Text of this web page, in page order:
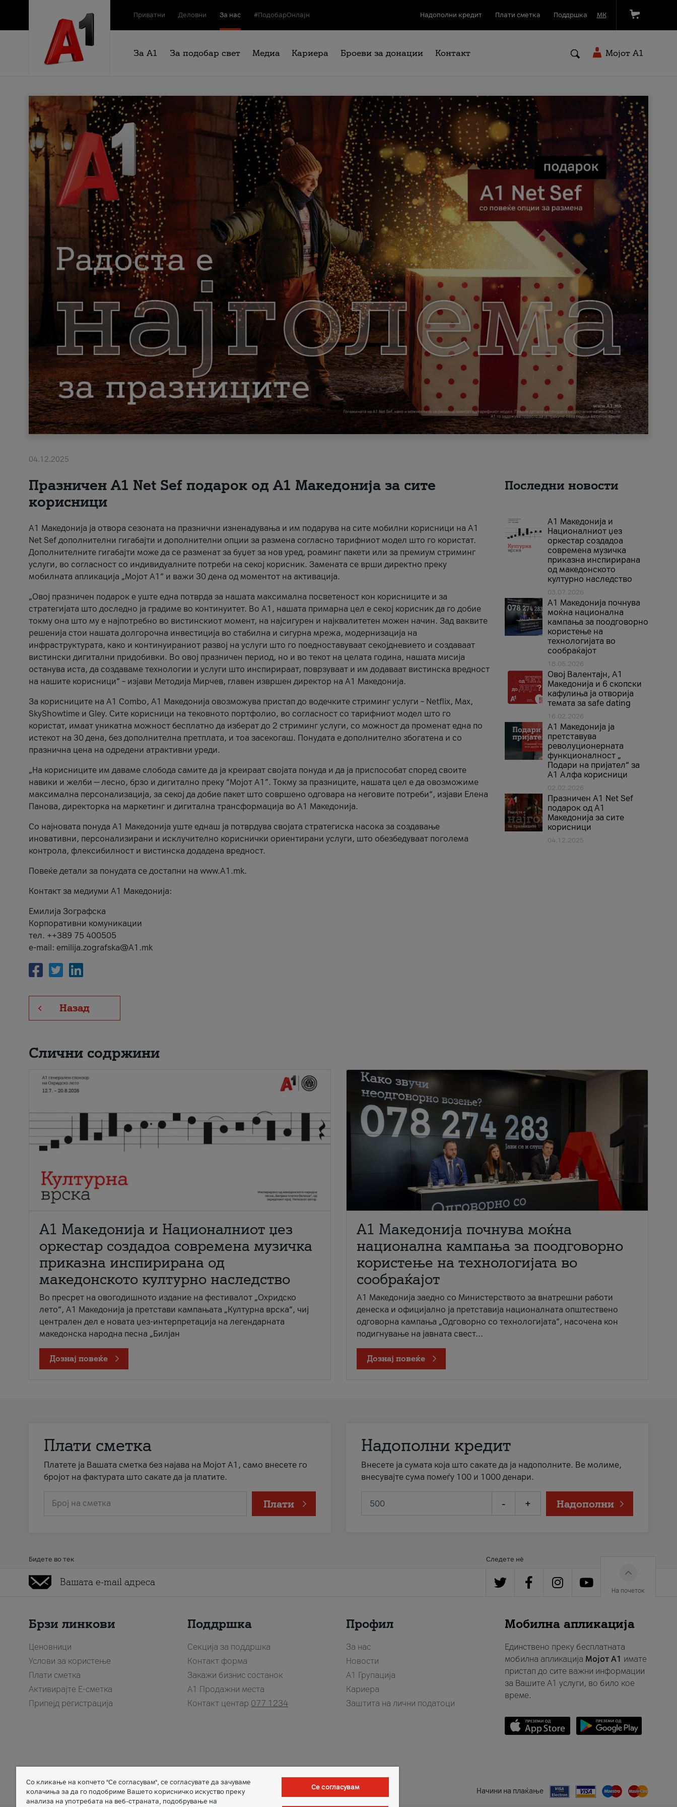
Приватни Деловни За нас #ПодобарОнлајн Надополни кредит Плати сметка Поддршка МК
За А1 За подобар свет Медиа Кариера Броеви за донации Контакт Мојот A1
04.12.2025
Празничен A1 Net Sеf подарок од А1 Македонија за сите
корисници
А1 Македонија ја отвора сезоната на празнични изненадувања и им подарува на сите мобилни корисници на A1
Net Sef дополнителни гигабајти и дополнителни опции за размена согласно тарифниот модел што го користат.
Дополнителните гигабајти може да се разменат за буџет за нов уред, роаминг пакети или за премиум стриминг
услуги, во согласност со индивидуалните потреби на секој корисник. Замената се врши директно преку
мобилната апликација „Мојот А1“ и важи 30 дена од моментот на активација.
„Овој празничен подарок е уште една потврда за нашата максимална посветеност кон корисниците и за
стратегијата што доследно ја градиме во континуитет. Во А1, нашата примарна цел е секој корисник да го добие
токму она што му е најпотребно во вистинскиот момент, на најсигурен и најквалитетен можен начин. Зад ваквите
решенија стои нашата долгорочна инвестиција во стабилна и сигурна мрежа, модернизација на
инфраструктурата, како и континуираниот развој на услуги што го поедноставуваат секојдневието и создаваат
вистински дигитални придобивки. Во овој празничен период, но и во текот на целата година, нашата мисија
останува иста, да создаваме технологии и услуги што инспирираат, поврзуваат и им додаваат вистинска вредност
на нашите корисници“ – изјави Методија Мирчев, главен извршен директор на А1 Македонија.
За корисниците на A1 Combo, А1 Македонија овозможува пристап до водечките стриминг услуги – Netflix, Max,
SkyShowtime и Gley. Сите корисници на тековното портфолио, во согласност со тарифниот модел што го
користат, имаат уникатна можност бесплатно да изберат до 2 стриминг услуги, со можност да променат една по
истекот на 30 дена, без дополнителна претплата, и тоа засекогаш. Понудата е дополнително збогатена и со
празнична цена на одредени атрактивни уреди.
„На корисниците им даваме слобода самите да ја креираат својата понуда и да ја приспособат според своите
навики и желби — лесно, брзо и дигитално преку “Мојот А1”. Токму за празниците, нашата цел е да овозможиме
максимална персонализација, за секој да добие пакет што совршено одговара на неговите потреби“, изјави Елена
Панова, директорка на маркетинг и дигитална трансформација во А1 Македонија.
Со најновата понуда А1 Македонија уште еднаш ја потврдува својата стратегиска насока за создавање
иновативни, персонализирани и исклучително кориснички ориентирани услуги, што обезбедуваат поголема
контрола, флексибилност и вистинска додадена вредност.
Повеќе детали за понудата се достапни на www.А1.mk.
Контакт за медиуми А1 Македонија:
Емилија Зографска
Корпоративни комуникации
тел. ++389 75 400505
e-mail: emilija.zografska@A1.mk
Назад
Последни новости
А1 Македонија и
Националниот џез
оркестар создадоа
современа музичка
приказна инспирирана
од македонското
културно наследство
03.07.2026
A1 Македонија почнува
моќна национална
кампања за поодговорно
користење на
технологијата во
сообраќајот
18.05.2026
Овој Валентајн, A1
Македонија и 6 скопски
кафулиња ја отворија
темата за safe dating
16.02.2026
А1 Македонија ја
претставува
револуционерната
функционалност „
Подари на пријател“ за
А1 Алфа корисници
02.02.2026
Празничен A1 Net Sеf
подарок од А1
Македонија за сите
корисници
04.12.2025
Слични содржини
А1 Македонија и Националниот џез
оркестар создадоа современа музичка
приказна инспирирана од
македонското културно наследство
Во пресрет на овогодишното издание на фестивалот „Охридско
лето“, А1 Македонија ја претстави кампањата „Културна врска“, чиј
централен дел е новата џез-интерпретација на легендарната
македонска народна песна „Билјан
Дознај повеќе
A1 Македонија почнува моќна
национална кампања за поодговорно
користење на технологијата во
сообраќајот
A1 Македонија заедно со Министерството за внатрешни работи
денеска и официјално ја претставија националната општествено
одговорна кампања „Одговорно со технологијата“, насочена кон
подигнување на јавната свест...
Дознај повеќе
Плати сметка
Платете ја Вашата сметка без најава на Мојот А1, само внесете го
бројот на фактурата што сакате да ја платите.
Број на сметка Плати
Надополни кредит
Внесете ја сумата која што сакате да ја надополните. Ве молиме,
внесувајте сума помеѓу 100 и 1000 денари.
- + Надополни
Бидете во тек Следете нè
На почеток
Брзи линкови
Ценовници
Услови за користење
Плати сметка
Активирајте Е-сметка
Припејд регистрација
Поддршка
Секција за поддршка
Контакт форма
Закажи бизнис состанок
A1 Продажни места
Контакт центар 077 1234
Профил
За нас
Новости
А1 Групација
Кариера
Заштита на лични податоци
Мобилна апликација
Единствено преку бесплатната
мобилна апликација Мојот A1 имате
пристап до сите важни информации
за Вашите A1 услуги, во било кое
време.
Member of Начини на плаќање
Со кликање на копчето "Се согласувам", се согласувате да зачуваме
колачиња за да го подобриме Вашето корисничко искуство преку
анализа на употребата на веб-страната, подобрување на
Се согласувам